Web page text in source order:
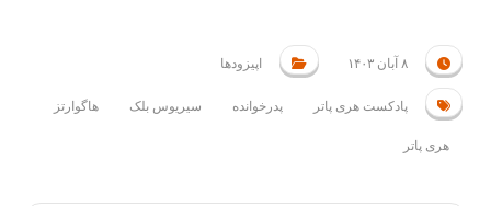
۸ آبان ۱۴۰۳ اپیزودها
پادکست هری پاتر پدرخوانده سیریوس بلک هاگوارتز
هری پاتر